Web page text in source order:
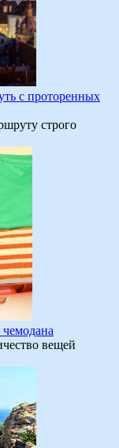
с проторенных
строго
вещей